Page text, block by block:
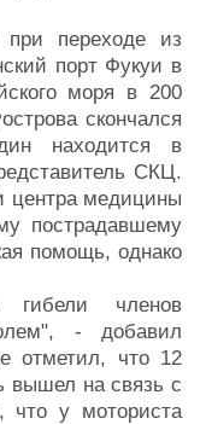
переходе из
порт Фукуи в
моря в 200
скончался
находится в
СКЦ.
центра медицины
пострадавшему
помощь, однако
гибели членов
- добавил
отметил, что 12
вышел на связь с
что у моториста